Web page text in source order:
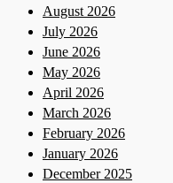
August 2026
July 2026
June 2026
May 2026
April 2026
March 2026
February 2026
January 2026
December 2025